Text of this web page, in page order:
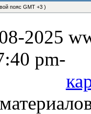
пояс GMT +3 )
2025
pm-